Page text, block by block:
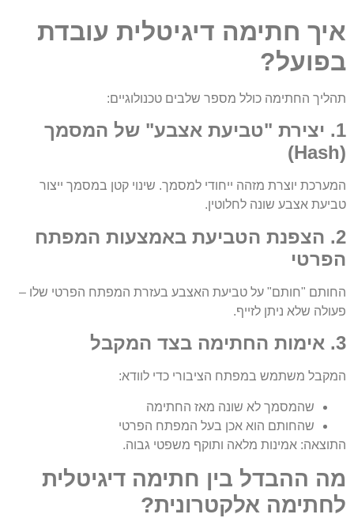
איך חתימה דיגיטלית עובדת
בפועל?
תהליך החתימה כולל מספר שלבים טכנולוגיים:
1. יצירת "טביעת אצבע" של המסמך
(Hash)
המערכת יוצרת מזהה ייחודי למסמך. שינוי קטן במסמך ייצור
טביעת אצבע שונה לחלוטין.
2. הצפנת הטביעת באמצעות המפתח
הפרטי
החותם "חותם" על טביעת האצבע בעזרת המפתח הפרטי שלו –
פעולה שלא ניתן לזייף.
3. אימות החתימה בצד המקבל
המקבל משתמש במפתח הציבורי כדי לוודא:
שהמסמך לא שונה מאז החתימה
שהחותם הוא אכן בעל המפתח הפרטי
התוצאה: אמינות מלאה ותוקף משפטי גבוה.
מה ההבדל בין חתימה דיגיטלית
לחתימה אלקטרונית?